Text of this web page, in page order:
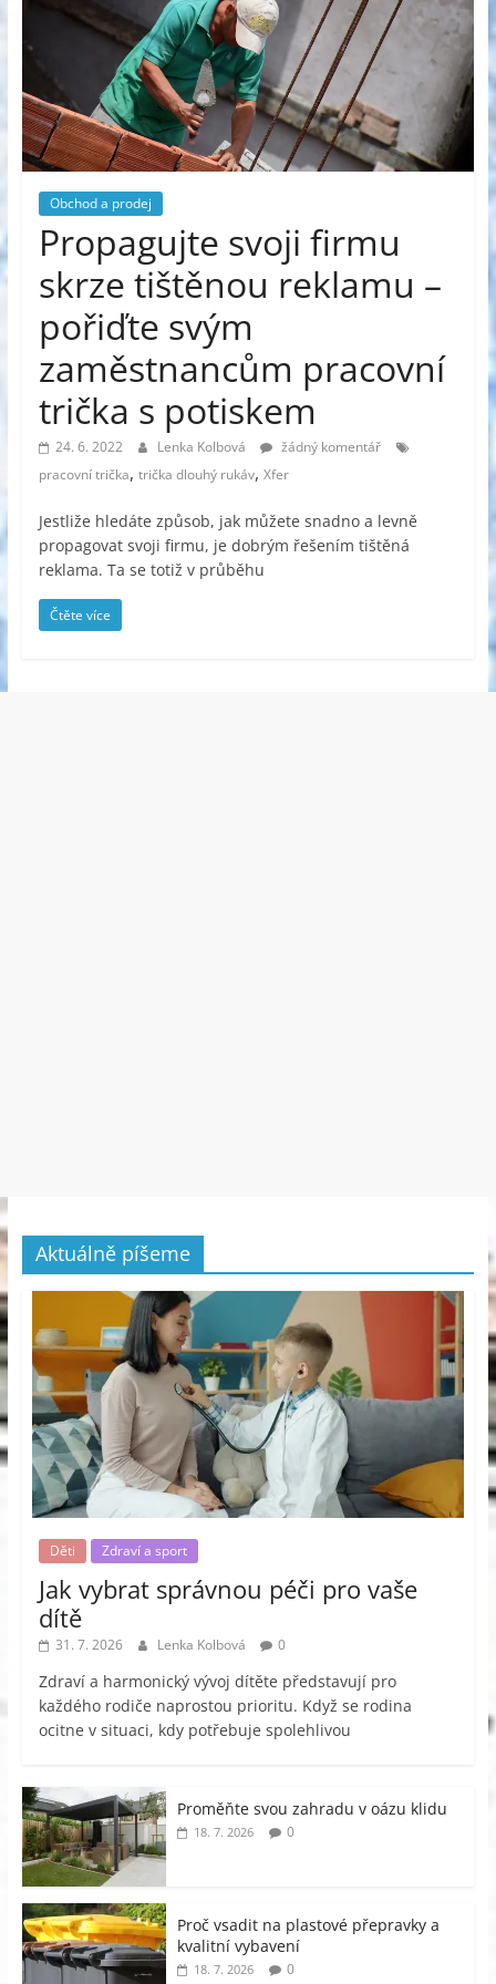
Obchod a prodej
Propagujte svoji firmu
skrze tištěnou reklamu –
pořiďte svým
zaměstnancům pracovní
trička s potiskem
24. 6. 2022 Lenka Kolbová
žádný komentář
pracovní trička, trička dlouhý rukáv, Xfer
Jestliže hledáte způsob, jak můžete snadno a levně
propagovat svoji firmu, je dobrým řešením tištěná
reklama. Ta se totiž v průběhu
Čtěte více
Aktuálně píšeme
Děti Zdraví a sport
Jak vybrat správnou péči pro vaše
dítě
31. 7. 2026 Lenka Kolbová 0
Zdraví a harmonický vývoj dítěte představují pro
každého rodiče naprostou prioritu. Když se rodina
ocitne v situaci, kdy potřebuje spolehlivou
Proměňte svou zahradu v oázu klidu
18. 7. 2026 0
Proč vsadit na plastové přepravky a
kvalitní vybavení
18. 7. 2026 0